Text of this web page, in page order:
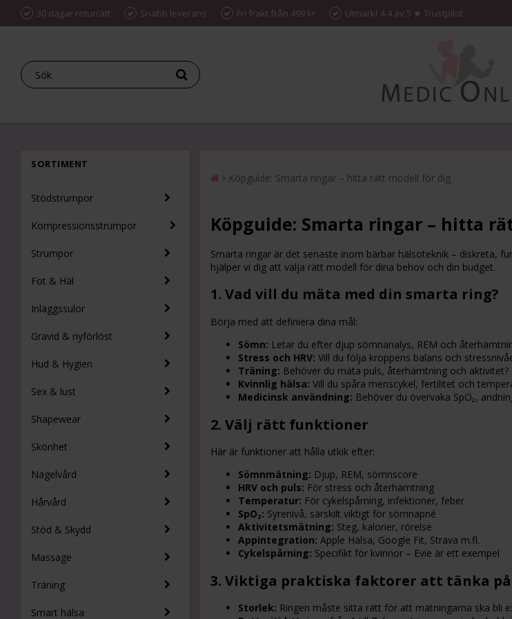
30 dagar returrätt Snabb leverans Fri frakt från 499 kr Utmärkt 4.4 av 5 ★ Trustpilot
SORTIMENT
Stödstrumpor
Kompressionsstrumpor
Strumpor
Fot & Häl
Inläggssulor
Gravid & nyförlöst
Hud & Hygien
Sex & lust
Shapewear
Skönhet
Nagelvård
Hårvård
Stöd & Skydd
Massage
Träning
Smart hälsa
Köpguide: Smarta ringar – hitta rätt modell för dig
Köpguide: Smarta ringar – hitta
Smarta ringar är det senaste inom bärbar hälsoteknik – diskreta,
hjälper vi dig att välja rätt modell för dina behov och din budget.
1. Vad vill du mäta med din smarta ring?
Börja med att definiera dina mål:
Sömn: Letar du efter djup sömnanalys, REM och
Stress och HRV: Vill du följa kroppens balans och
Träning: Behöver du mäta puls, återhämtning och aktivitet?
Kvinnlig hälsa: Vill du spåra menscykel, fertilitet och
Medicinsk användning: Behöver du övervaka SpO₂,
2. Välj rätt funktioner
Här är funktioner att hålla utkik efter:
Sömnmätning: Djup, REM, sömnscore
HRV och puls: För stress och återhämtning
Temperatur: För cykelspårning, infektioner, feber
SpO₂: Syrenivå, särskilt viktigt för sömnapné
Aktivitetsmätning: Steg, kalorier, rörelse
Appintegration: Apple Hälsa, Google Fit, Strava m.fl.
Cykelspårning: Specifikt för kvinnor – Evie är ett exempel
3. Viktiga praktiska faktorer att tänka på
Storlek: Ringen måste sitta rätt för att mätningarna ska bli